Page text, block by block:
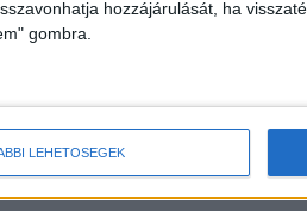
hozzájárulását, ha
gombra.
LEHETŐSÉGEK
os alapváltozaté, az iPhone 15
GB-os kiadás. A mai eladási
a felkínált ár a készülék pontos